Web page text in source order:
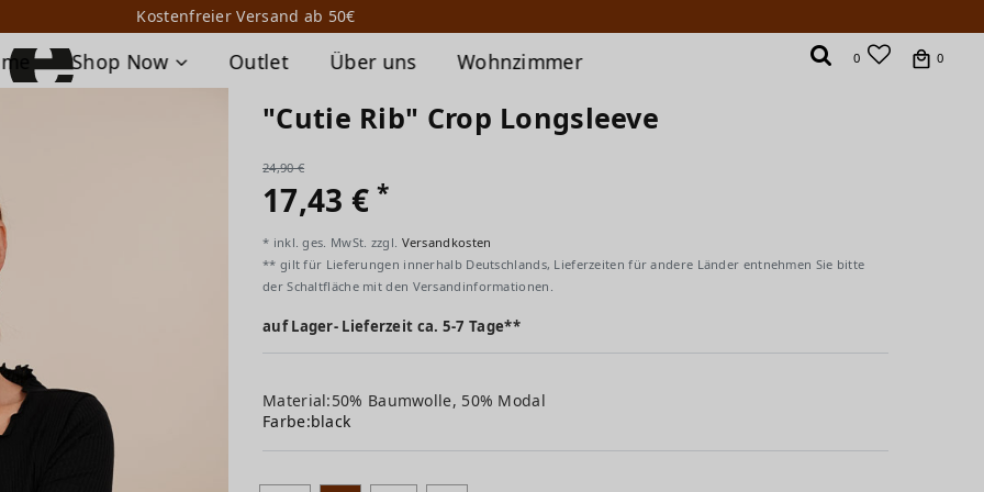
Kostenfreier Versand ab 50€
Shop Now Outlet Über uns Wohnzimmer 0 0
"Cutie Rib" Crop Longsleeve
24,90 €
17,43 €*
* inkl. ges. MwSt. zzgl. Versandkosten
** gilt für Lieferungen innerhalb Deutschlands, Lieferzeiten für andere Länder entnehmen Sie bitte
der Schaltfläche mit den Versandinformationen.
auf Lager- Lieferzeit ca. 5-7 Tage**
Material:50% Baumwolle, 50% Modal
Farbe:black